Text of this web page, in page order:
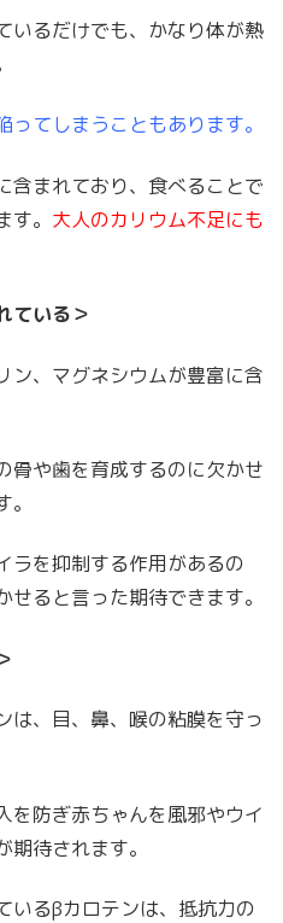
いるだけでも、かなり体が熱
てしまうこともあります。
含まれており、食べることで
。 大人のカリウム不足にも
ている＞
ン、マグネシウムが豊富に含
骨や歯を育成するのに欠かせ
ラを抑制する作用があるの
ると言った期待できます。
は、目、鼻、喉の粘膜を守っ
を防ぎ赤ちゃんを風邪やウイ
待されます。
いるβカロテンは、抵抗力の